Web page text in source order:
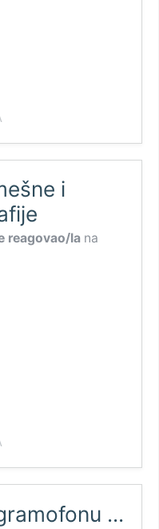
i
reagovao/la na
...